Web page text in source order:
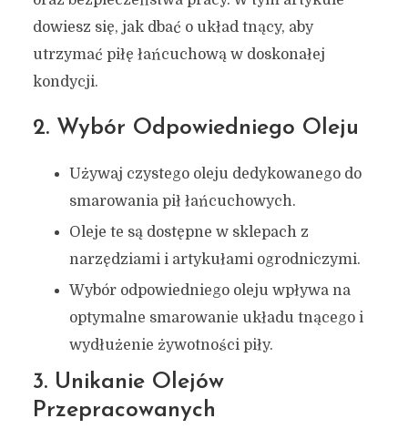
dowiesz się, jak dbać o układ tnący, aby
utrzymać piłę łańcuchową w doskonałej
kondycji.
2. Wybór Odpowiedniego Oleju
Używaj czystego oleju dedykowanego do
smarowania pił łańcuchowych.
Oleje te są dostępne w sklepach z
narzędziami i artykułami ogrodniczymi.
Wybór odpowiedniego oleju wpływa na
optymalne smarowanie układu tnącego i
wydłużenie żywotności piły.
3. Unikanie Olejów
Przepracowanych